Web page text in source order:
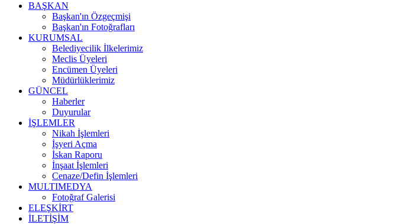
BAŞKAN
Başkan'ın Özgeçmişi
Başkan'ın Fotoğrafları
KURUMSAL
Belediyecilik İlkelerimiz
Meclis Üyeleri
Encümen Üyeleri
Müdürlüklerimiz
GÜNCEL
Haberler
Duyurular
İŞLEMLER
Nikah İşlemleri
İşyeri Açma
İskan Raporu
İnşaat İşlemleri
Cenaze/Defin İşlemleri
MULTIMEDYA
Fotoğraf Galerisi
ELEŞKİRT
İLETİŞİM